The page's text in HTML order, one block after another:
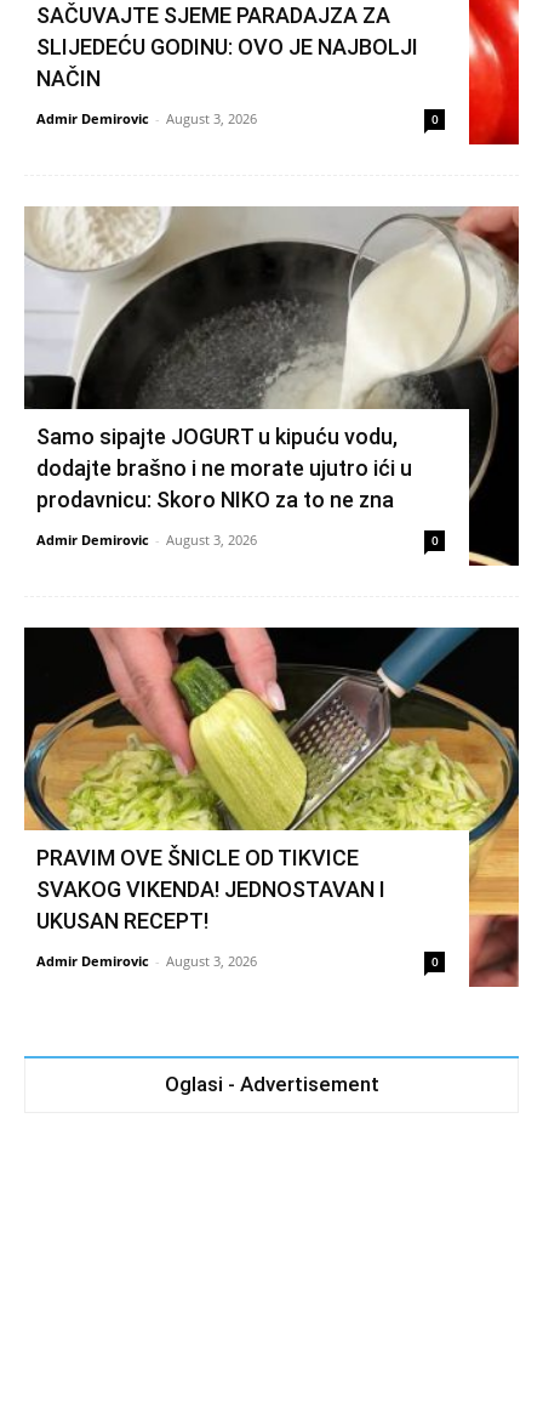
SAČUVAJTE SJEME PARADAJZA ZA
SLIJEDEĆU GODINU: OVO JE NAJBOLJI
NAČIN
Admir Demirovic - August 3, 2026 0
Samo sipajte JOGURT u kipuću vodu,
dodajte brašno i ne morate ujutro ići u
prodavnicu: Skoro NIKO za to ne zna
Admir Demirovic - August 3, 2026 0
PRAVIM OVE ŠNICLE OD TIKVICE
SVAKOG VIKENDA! JEDNOSTAVAN I
UKUSAN RECEPT!
Admir Demirovic - August 3, 2026 0
Oglasi - Advertisement